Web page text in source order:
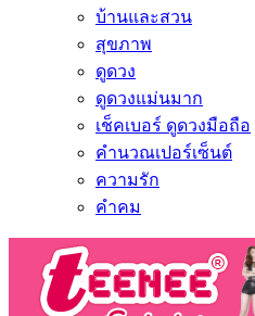
บ้านและสวน
สุขภาพ
ดูดวง
ดูดวงแม่นมาก
เช็คเบอร์ ดูดวงมือถือ
คำนวณเปอร์เซ็นต์
ความรัก
คำคม